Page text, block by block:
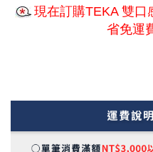
現在訂購TEKA 雙口
省免運